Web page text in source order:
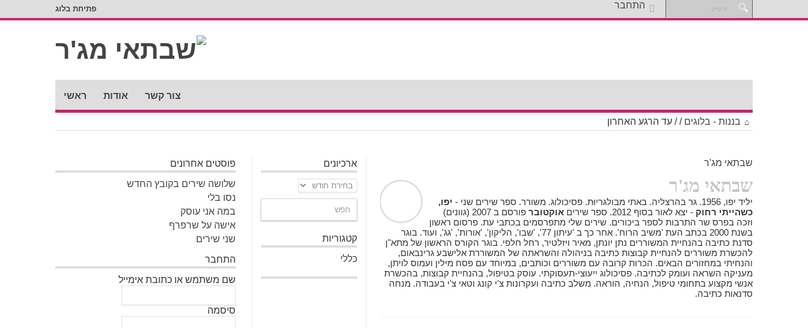
פתיחת בלוג התחבר
ראשי אודות צור קשר
בננות - בלוגים /
/ עד הרגע האחרון
שבתאי מג'ר
שבתאי מג'ר
יליד יפו, 1956. גר בהרצליה. באתי מבולגריוּת. פסיכולוג. משורר. ספר שירים שני -
יפו,
כשהייתי רחוק - יצא לאור בסוף 2012. ספר שירים אוקטובר
פורסם ב 2007 (גוונים)
וזכה בפרס שר התרבות לספר ביכורים. שירים שלי מתפרסמים בכתבי עת. פרסום ראשון
בשנת 2000 בכתב העת 'משיב הרוח'. אחר כך ב 'עיתון 77', 'שבו', הליקון', 'אורות', 'גג', ועוד. בוגר
סדנת כתיבה בהנחיית המשוררים נתן יונתן, מאיר ויזלטיר, רחל חלפי. בוגר הקורס הראשון של מתא"ן
להכשרת משוררים להנחיית קבוצות כתיבה בניהולה והשראתה של המשוררת אלישבע גרינבאום,
והנחיתי במחזורים הבאים. הכרות קרובה עם משוררים וכותבים, במיוחד עם פסח מילין ועמוס לויתן,
מעניקה השראה ועומק לכתיבה. פסיכולוג ייעוצי-תעסוקתי. עוסק בטיפול, בהנחיית קבוצות, בהכשרת
אנשי מקצוע בתחומי טיפול, הנחיה, הוראה. משלב כתיבה ועקרונות צ'י קונג וטאי צ'י בעבודה. מנחה
סדנאות כתיבה.
ארכיונים
ארכיונים
קטגוריות
כללי
פוסטים אחרונים
שלושה שירים בקובץ החדש
נסו בלי
במה אני עוסק
אישה על שרפרף
שני שירים
התחבר
שם משתמש או כתובת אימייל
סיסמה